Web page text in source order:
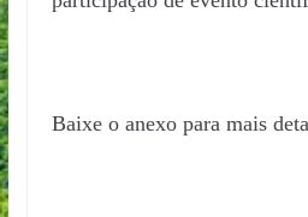
Baixe o anexo para mais